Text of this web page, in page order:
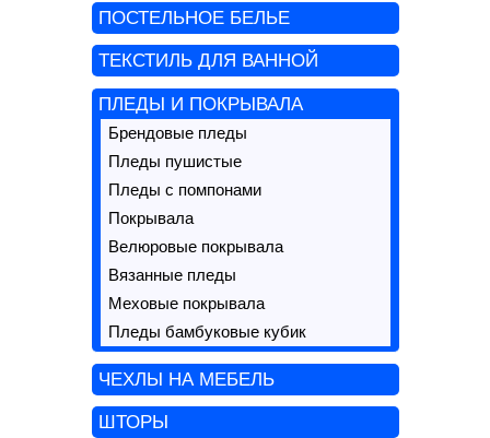
ПОСТЕЛЬНОЕ БЕЛЬЕ
ТЕКСТИЛЬ ДЛЯ ВАННОЙ
ПЛЕДЫ И ПОКРЫВАЛА
Брендовые пледы
Пледы пушистые
Пледы с помпонами
Покрывала
Велюровые покрывала
Вязанные пледы
Меховые покрывала
Пледы бамбуковые кубик
ЧЕХЛЫ НА МЕБЕЛЬ
ШТОРЫ